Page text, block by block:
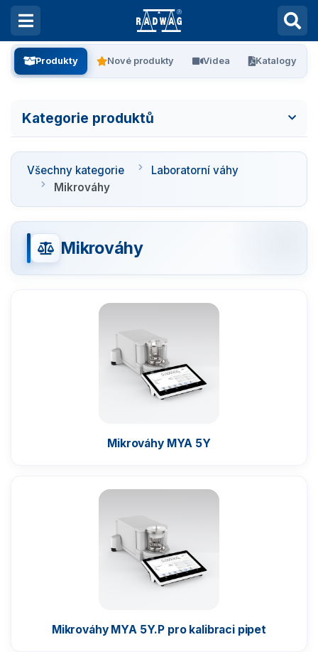
Produkty Nové produkty Videa Katalogy
Kategorie produktů
Všechny kategorie
Laboratorní váhy
Ultra-mikrováhy
Mikrováhy
Analytické váhy
Všechny kategorie
Laboratorní váhy
Mikrováhy
Mikrováhy
Mikrováhy MYA 5Y
Mikrováhy MYA 5Y.P pro kalibraci pipet